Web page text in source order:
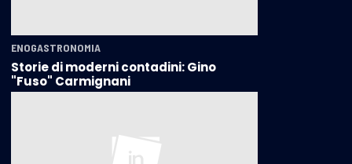
ENOGASTRONOMIA
Storie di moderni contadini: Gino
"Fuso" Carmignani